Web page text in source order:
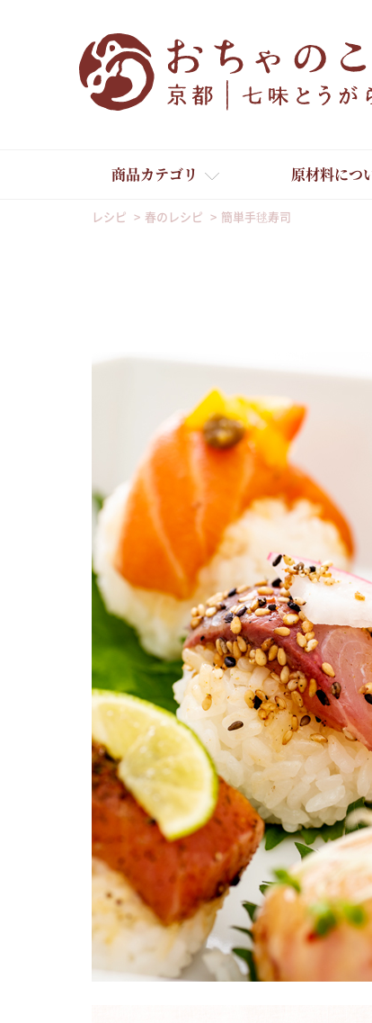
商品カテゴリ
京の一味とうがらし
京の七味とうがらし
柚子薬味・山椒
ラー油
ふりかけ
原材料につ
レシピ 春のレシピ 簡単手毬寿司